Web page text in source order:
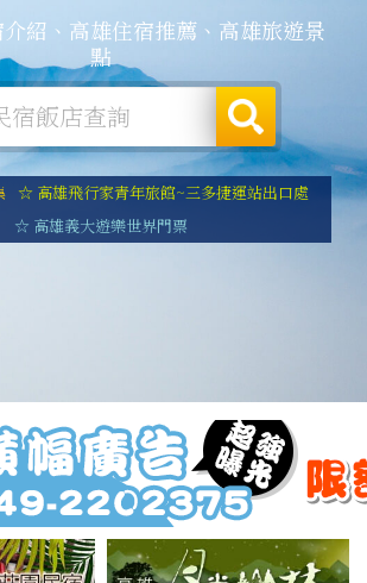
紹、高雄住宿推薦、高雄旅遊景
點
☆ 高雄飛行家青年旅館~三多捷運站出口處
☆ 高雄義大遊樂世界門票